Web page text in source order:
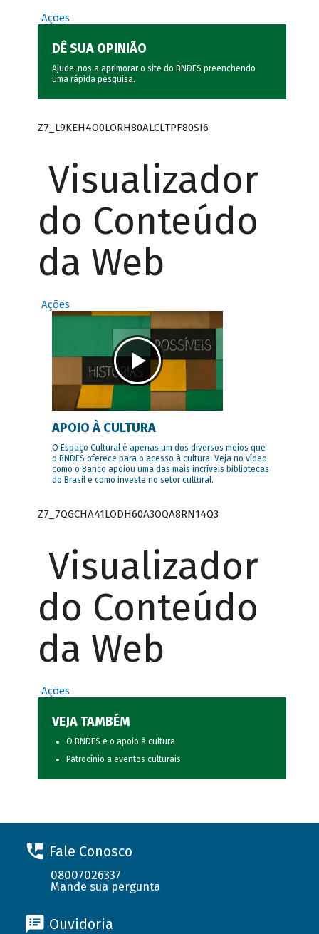
Ações
DÊ SUA OPINIÃO
Ajude-nos a aprimorar o site do BNDES preenchendo
uma rápida pesquisa.
Z7_L9KEH4O0LORH80ALCLTPF80SI6
Visualizador
do Conteúdo
da Web
Ações
APOIO À CULTURA
O Espaço Cultural é apenas um dos diversos meios que
o BNDES oferece para o acesso à cultura. Veja no vídeo
como o Banco apoiou uma das mais incríveis bibliotecas
do Brasil e como investe no setor cultural.
Z7_7QGCHA41LODH60A3OQA8RN14Q3
Visualizador
do Conteúdo
da Web
Ações
VEJA TAMBÉM
O BNDES e o apoio à cultura
Patrocínio a eventos culturais
Fale Conosco
08007026337
Mande sua pergunta
Ouvidoria